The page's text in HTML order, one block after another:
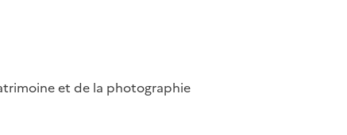
et de la photographie